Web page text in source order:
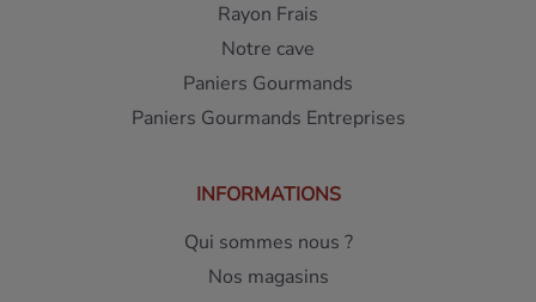
Rayon Frais
Notre cave
Paniers Gourmands
Paniers Gourmands Entreprises
INFORMATIONS
Qui sommes nous ?
Nos magasins